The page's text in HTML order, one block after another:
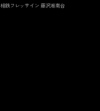
相鉄フレッサイン 藤沢湘南台